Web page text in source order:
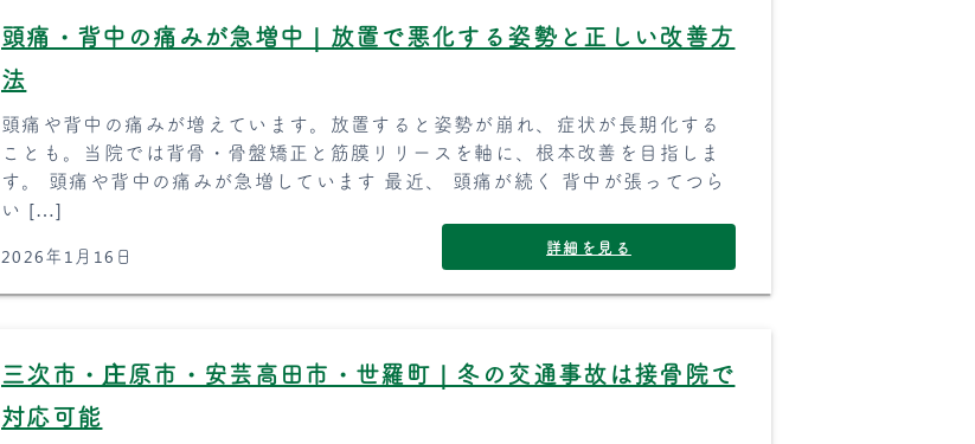
頭痛・背中の痛みが急増中｜放置で悪化する姿勢と正しい改善方
法
頭痛や背中の痛みが増えています。放置すると姿勢が崩れ、症状が長期化する
ことも。当院では背骨・骨盤矯正と筋膜リリースを軸に、根本改善を目指しま
す。 頭痛や背中の痛みが急増しています 最近、 頭痛が続く 背中が張ってつら
い […]
2026年1月16日 詳細を見る
三次市・庄原市・安芸高田市・世羅町｜冬の交通事故は接骨院で
対応可能